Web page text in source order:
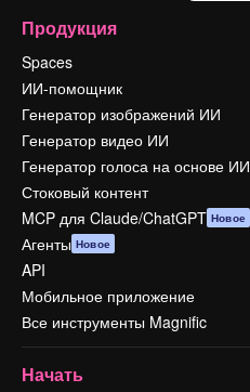
Продукция
Spaces
ИИ-помощник
Генератор изображений ИИ
Генератор видео ИИ
Генератор голоса на основе ИИ
Стоковый контент
MCP для Claude/ChatGPT Новое
Агенты Новое
API
Мобильное приложение
Все инструменты Magnific
Начать